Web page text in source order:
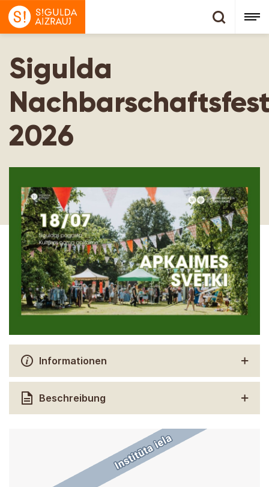
Sigulda
2026
Informationen
Beschreibung